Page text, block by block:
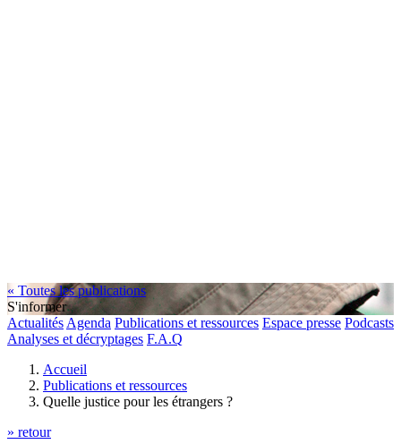
« Toutes les publications
S'informer
Actualités Agenda Publications et ressources Espace presse Podcasts
Analyses et décryptages F.A.Q
Accueil
Publications et ressources
Quelle justice pour les étrangers ?
» retour